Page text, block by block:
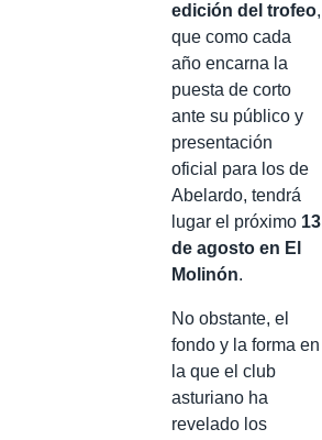
edición del trofeo,
que como cada
año encarna la
puesta de corto
ante su público y
presentación
oficial para los de
Abelardo, tendrá
lugar el próximo 13
de agosto en El
Molinón.
No obstante, el
fondo y la forma en
la que el club
asturiano ha
revelado los